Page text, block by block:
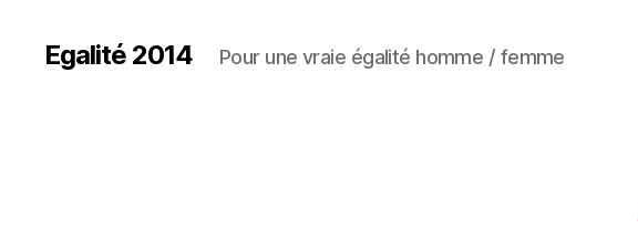
Egalité 2014 Pour une vraie égalité homme / femme